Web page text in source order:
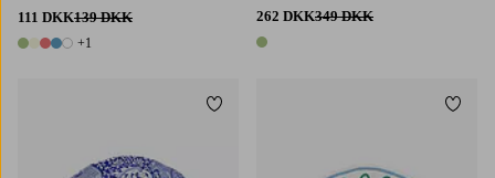
111 DKK139 DKK
6 farver
+1
262 DKK349 DKK
1 farve
Tilføj til favoritter